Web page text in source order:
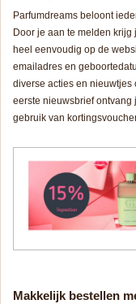
Parfumdreams beloont
Door je aan te melden
heel eenvoudig op de
emailadres en
diverse acties en nieuwtjes
eerste nieuwsbrief
gebruik van
Makkelijk bestellen